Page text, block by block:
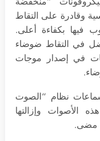
وقادرة على التقاط
فيها بكفاءة أعلى.
في التقاط ضوضاء
في إصدار موجات
نظام “الصوت
الأصوات وإزالتها
مضى.